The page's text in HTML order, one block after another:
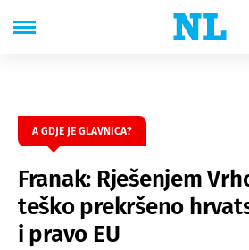
A GDJE JE GLAVNICA?
Franak: Rješenjem
teško prekršeno
i pravo EU